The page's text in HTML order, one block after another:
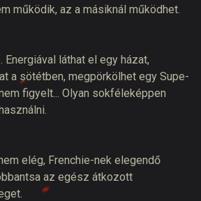
működik, az a másiknál működhet.
láthat el egy házat,
a sötétben, megpörkölhet egy Supe-
figyelt... Olyan sokféleképpen
elég, Frenchie-nek elegendő
az egész átkozott